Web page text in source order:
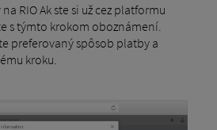
RIO Ak ste si už cez platformu
s týmto krokom oboznámení.
preferovaný spôsob platby a
kroku.